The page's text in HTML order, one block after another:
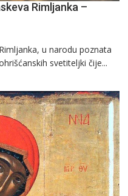
Rimljanka –
u narodu poznata
svetiteljki čije...